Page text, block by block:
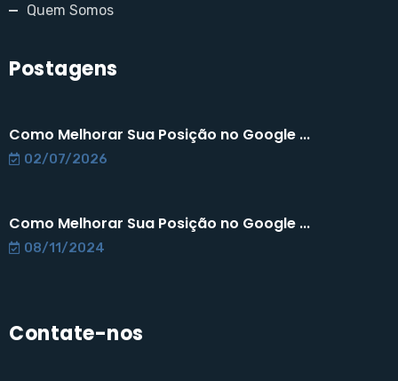
Quem Somos
Postagens
Como Melhorar Sua Posição no Google ...
02/07/2026
Como Melhorar Sua Posição no Google ...
08/11/2024
Contate-nos